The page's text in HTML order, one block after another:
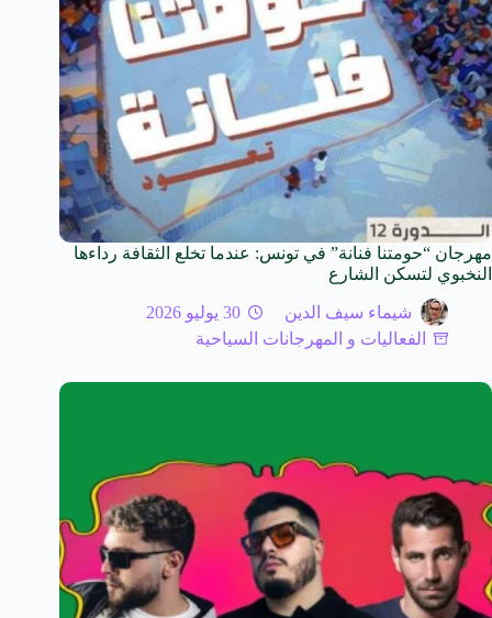
مهرجان “حومتنا فنانة” في تونس: عندما تخلع الثقافة رداءها
النخبوي لتسكن الشارع
شيماء سيف الدين
30 يوليو 2026
الفعاليات و المهرجانات السياحية